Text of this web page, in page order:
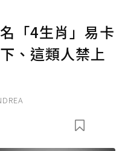
「4生肖」易卡
、這類人禁上